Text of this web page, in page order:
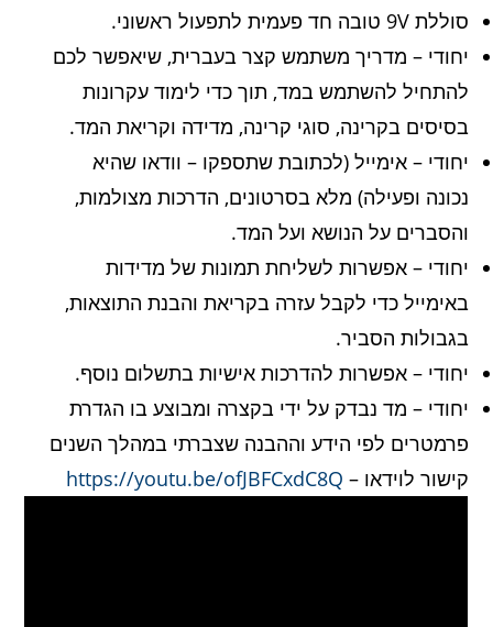
סוללת 9V טובה חד פעמית לתפעול ראשוני.
יחודי – מדריך משתמש קצר בעברית, שיאפשר לכם
להתחיל להשתמש במד, תוך כדי לימוד עקרונות
בסיסים בקרינה, סוגי קרינה, מדידה וקריאת המד.
יחודי – אימייל (לכתובת שתספקו – וודאו שהיא
נכונה ופעילה) מלא בסרטונים, הדרכות מצולמות,
והסברים על הנושא ועל המד.
יחודי – אפשרות לשליחת תמונות של מדידות
באימייל כדי לקבל עזרה בקריאת והבנת התוצאות,
בגבולות הסביר.
יחודי – אפשרות להדרכות אישיות בתשלום נוסף.
יחודי – מד נבדק על ידי בקצרה ומבוצע בו הגדרת
פרמטרים לפי הידע וההבנה שצברתי במהלך השנים
קישור לוידאו – https://youtu.be/ofJBFCxdC8Q